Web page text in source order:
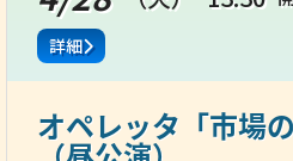
詳細
オペレッタ「市場